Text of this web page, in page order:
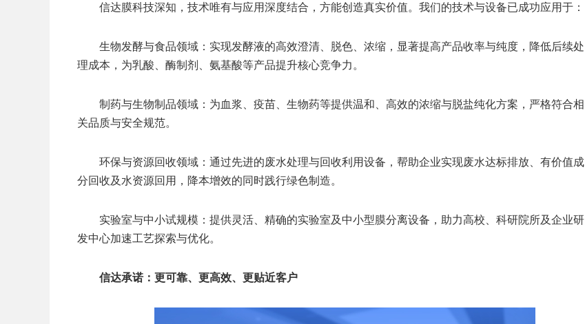
信达膜科技深知，技术唯有与应用深度结合，方能创造真实价值。我们的技术与设备已成功应用于：
生物发酵与食品领域：实现发酵液的高效澄清、脱色、浓缩，显著提高产品收率与纯度，降低后续处
理成本，为乳酸、酶制剂、氨基酸等产品提升核心竞争力。
制药与生物制品领域：为血浆、疫苗、生物药等提供温和、高效的浓缩与脱盐纯化方案，严格符合相
关品质与安全规范。
环保与资源回收领域：通过先进的废水处理与回收利用设备，帮助企业实现废水达标排放、有价值成
分回收及水资源回用，降本增效的同时践行绿色制造。
实验室与中小试规模：提供灵活、精确的实验室及中小型膜分离设备，助力高校、科研院所及企业研
发中心加速工艺探索与优化。
信达承诺：更可靠、更高效、更贴近客户